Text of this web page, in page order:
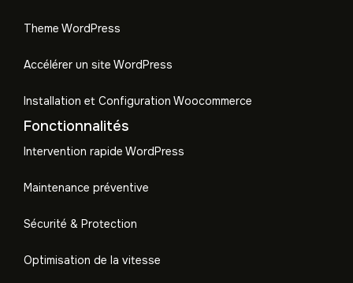
Theme WordPress
Accélérer un site WordPress
Installation et Configuration Woocommerce
Fonctionnalités
Intervention rapide WordPress
Maintenance préventive
Sécurité & Protection
Optimisation de la vitesse